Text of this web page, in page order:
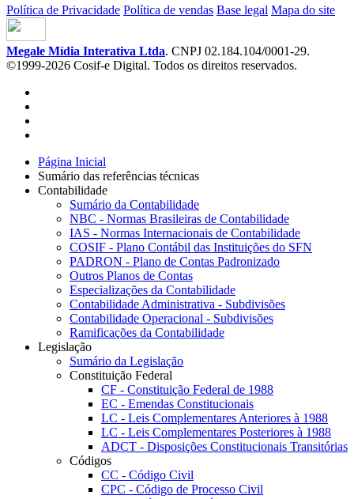
Política de Privacidade Política de vendas Base legal Mapa do site
Megale Mídia Interativa Ltda. CNPJ 02.184.104/0001-29.
©1999-2026 Cosif-e Digital. Todos os direitos reservados.
Página Inicial
Sumário das referências técnicas
Contabilidade
Sumário da Contabilidade
NBC - Normas Brasileiras de Contabilidade
IAS - Normas Internacionais de Contabilidade
COSIF - Plano Contábil das Instituições do SFN
PADRON - Plano de Contas Padronizado
Outros Planos de Contas
Especializações da Contabilidade
Contabilidade Administrativa - Subdivisões
Contabilidade Operacional - Subdivisões
Ramificações da Contabilidade
Legislação
Sumário da Legislação
Constituição Federal
CF - Constituição Federal de 1988
EC - Emendas Constitucionais
LC - Leis Complementares Anteriores à 1988
LC - Leis Complementares Posteriores à 1988
ADCT - Disposições Constitucionais Transitórias
Códigos
CC - Código Civil
CPC - Código de Processo Civil